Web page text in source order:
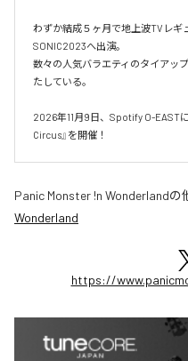
わずか結成５ヶ月で地上波TVレギ
SONIC2023へ出演。
数々の人気バラエティのタイアッ
たしている。
2026年11月9日、Spotify O-EAST
Circus』を開催！
Panic Monster !n Wonderlandの
Wonderland
https://